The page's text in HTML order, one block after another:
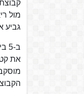
גביע
את